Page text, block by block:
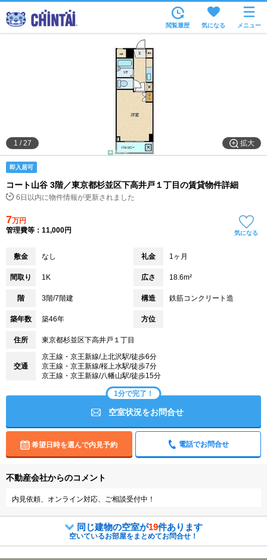
沿線・駅から
住所から
家賃相場から
通勤通学時間から
不動産会社から
閲覧履歴 気になる メニュー
拡大
1 /27
即入居可
コート山谷 3階／東京都杉並区下高井戸１丁目の賃貸物件詳細
6日以内に物件情報が更新されました
7万円
管理費等：11,000円
気になる
敷金 なし 礼金 1ヶ月
間取り 1K 広さ 18.6m²
階 3階/7階建 構造 鉄筋コンクリート造
築年数 築46年 方位
住所 東京都杉並区下高井戸１丁目
交通
京王線・京王新線/上北沢駅/徒歩6分
京王線・京王新線/桜上水駅/徒歩7分
京王線・京王新線/八幡山駅/徒歩15分
1分で完了！
空室状況をお問合せ
希望日時を選んで内見予約 電話でお問合せ
不動産会社からのコメント
内見依頼、オンライン対応、ご相談受付中！
同じ建物の空室が19件あります
空いているお部屋をまとめてお問合せ！